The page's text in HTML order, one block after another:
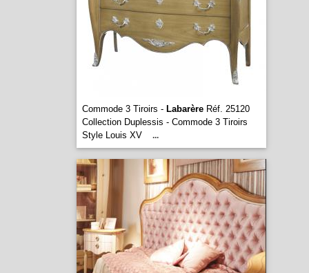
Commode 3 Tiroirs - LabarèreRéf. 25120
Collection Duplessis - Commode 3 Tiroirs
Style Louis XV
...